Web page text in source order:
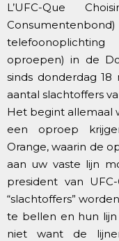
L’UFC-Que
telefoonoplichting
oproepen) in de
sinds donderdag
aantal slachtoffers
Het begint allemaal
een oproep
Orange, waarin de
aan uw vaste lijn
president van
“slachtoffers”
te bellen en hun
niet want de